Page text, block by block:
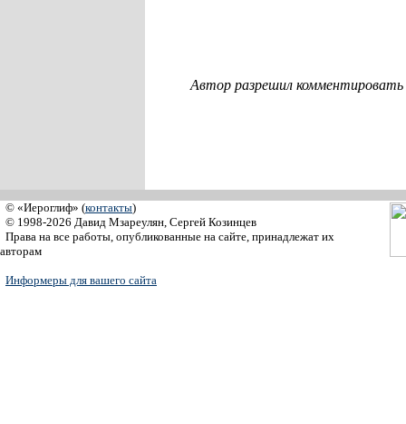
Автор разрешил
© «Иероглиф» (контакты)
© 1998-2026 Давид Мзареулян, Сергей Козинцев
Права на все работы, опубликованные на сайте, принадлежат их
авторам
Информеры для вашего сайта